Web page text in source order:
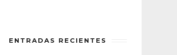
ENTRADAS RECIENTES